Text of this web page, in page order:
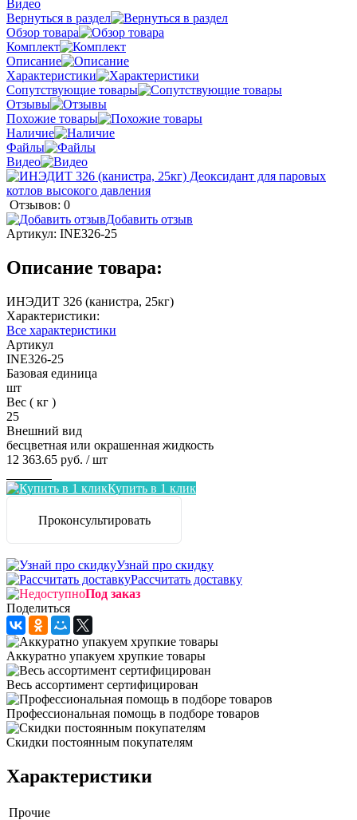
Видео
Вернуться в раздел
Обзор товара
Комплект
Описание
Характеристики
Сопутствующие товары
Отзывы
Похожие товары
Наличие
Файлы
Видео
Отзывов: 0
Добавить отзыв
Артикул: INE326-25
Описание товара:
ИНЭДИТ 326 (канистра, 25кг)
Характеристики:
Все характеристики
Артикул
INE326-25
Базовая единица
шт
Вес ( кг )
25
Внешний вид
бесцветная или окрашенная жидкость
12 363.65 руб. / шт
Купить в 1 клик
Проконсультировать
Узнай про скидку
Рассчитать доставку
Под заказ
Поделиться
Аккуратно упакуем хрупкие товары
Весь ассортимент сертифицирован
Профессиональная помощь в подборе товаров
Скидки постоянным покупателям
Характеристики
Прочие